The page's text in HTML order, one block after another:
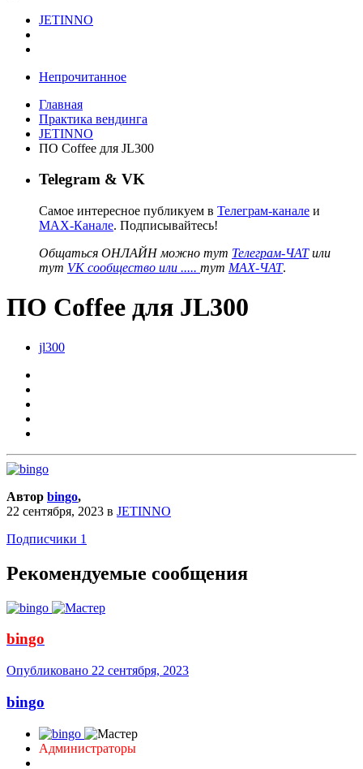
JETINNO
Непрочитанное
Главная
Практика вендинга
JETINNO
ПО Coffee для JL300
Telegram & VK
Самое интересное публикуем в Телеграм-канале и
MAX-Канале. Подписывайтесь!
Общаться ОНЛАЙН можно тут Телеграм-ЧАТили
тут VK сообщество или ..... тут MAX-ЧАТ.
ПО Coffee для JL300
jl300
Автор bingo,
22 сентября, 2023 в JETINNO
Подписчики 1
Рекомендуемые сообщения
bingo
Опубликовано 22 сентября, 2023
bingo
Администраторы